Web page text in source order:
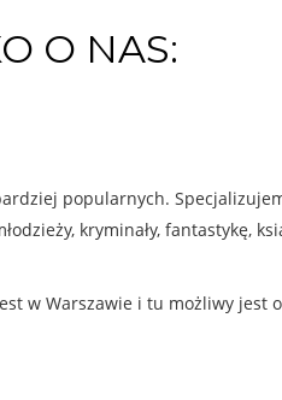
O NAS:
popularnych.
kryminały, fantastykę,
w Warszawie i tu możliwy jest